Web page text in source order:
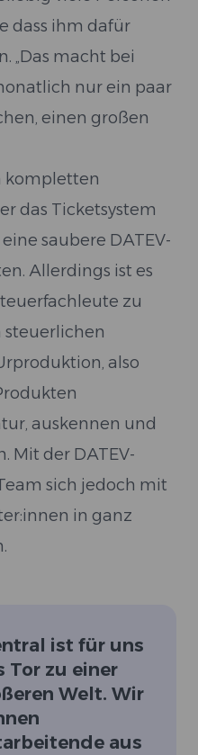
dass ihm dafür
„Das macht bei
nur ein paar
einen großen
kompletten
das Ticketsystem
saubere DATEV-
Allerdings ist es
zu
steuerlichen
also
auskennen und
Mit der DATEV-
sich jedoch mit
in ganz
ist für uns
Tor zu einer
Welt. Wir
aus